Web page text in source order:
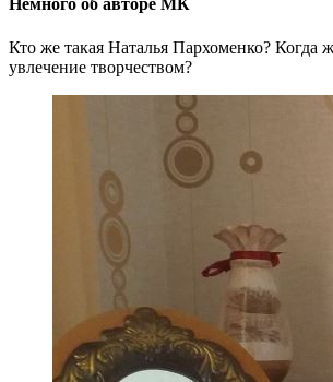
Немного об авторе МК
Кто же такая Наталья Пархоменко? Когда
увлечение творчеством?